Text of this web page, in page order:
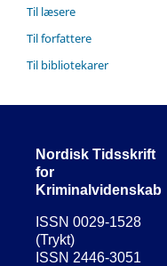
Til læsere
Til forfattere
Til bibliotekarer
Nordisk Tidsskrift
for
Kriminalvidenskab
ISSN 0029-1528
(Trykt)
ISSN 2446-3051